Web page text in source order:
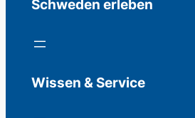
Schweden erleben
Wissen & Service